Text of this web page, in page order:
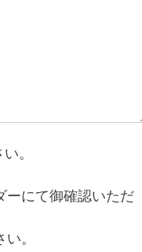
。
ーにて御確認いただ
。